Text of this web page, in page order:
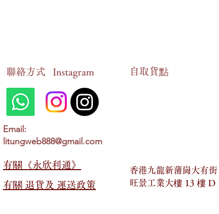
​聯絡方式 Instagram
Email:
litungweb888@gmail.com
有關​​《永欣利通》
有關​​ 退貨及 運送政策
自​取貨點
香港九龍新蒲崗大有
旺景工業大樓 13 樓 D